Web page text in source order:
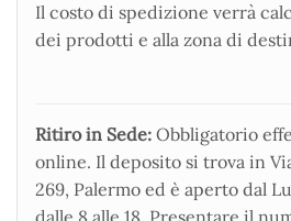
Il costo di spedizione verrà
dei prodotti e alla zona di
Ritiro in Sede: Obbligatorio
online. Il deposito si trova in
269, Palermo ed è aperto dal